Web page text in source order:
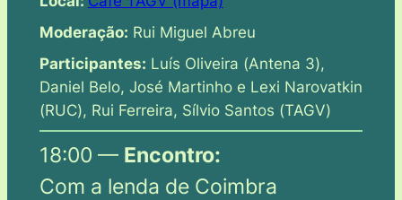
Moderação: Rui Miguel Abreu
Participantes: Luís Oliveira (Antena 3),
Daniel Belo, José Martinho e Lexi Narovatkin
(RUC), Rui Ferreira, Sílvio Santos (TAGV)
18:00 — Encontro:
Com a lenda de Coimbra